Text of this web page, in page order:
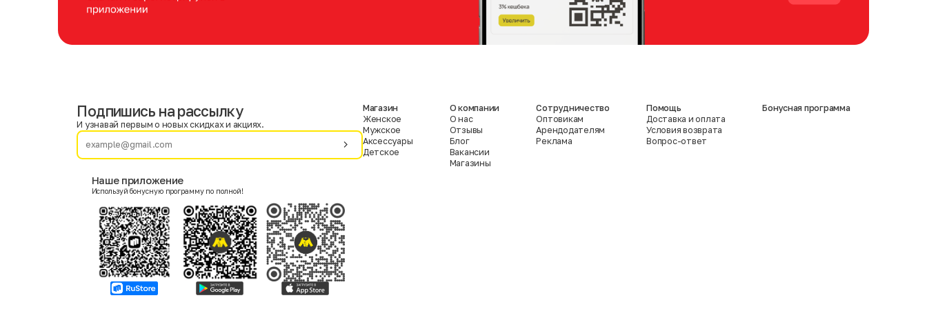
Фамилия
Женский
Согласие на получение чеков по электронной почте
Подпишись на рассылку
И узнавай первым о новых скидках и акциях.
Наше приложение
Используй бонусную программу по полной!
Магазин
Женское
Мужское
Аксессуары
Детское
О компании
О нас
Отзывы
Блог
Вакансии
Магазины
Сотрудничество
Оптовикам
Арендодателям
Реклама
Помощь
Доставка и оплата
Условия возврата
Вопрос-ответ
Бонусная программа